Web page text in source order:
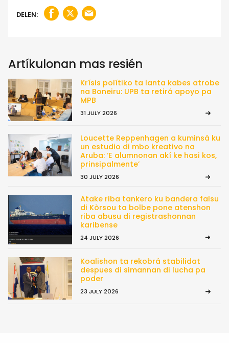
DELEN:
Artíkulonan mas resién
Krísis polítiko ta lanta kabes atrobe
na Boneiru: UPB ta retirá apoyo pa
MPB
31 JULY 2026
Loucette Reppenhagen a kuminsá ku
un estudio di mbo kreativo na
Aruba: ‘E alumnonan akí ke hasi kos,
prinsipalmente’
30 JULY 2026
Atake riba tankero ku bandera falsu
di Kòrsou ta bolbe pone atenshon
riba abusu di registrashonnan
karibense
24 JULY 2026
Koalishon ta rekobrá stabilidat
despues di simannan di lucha pa
poder
23 JULY 2026